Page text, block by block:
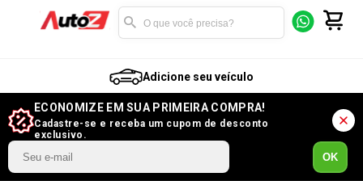
Adicione seu veículo
ECONOMIZE EM SUA PRIMEIRA COMPRA!
Cadastre-se e receba um cupom de desconto
exclusivo.
OK